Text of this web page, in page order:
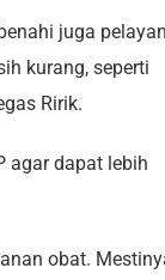
juga
kurang, seperti
Ririk.
agar dapat lebih
obat.